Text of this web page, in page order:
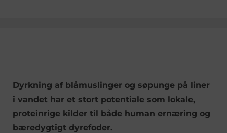
Dyrkning af blåmuslinger og søpunge på liner
i vandet har et stort potentiale som lokale,
proteinrige kilder til både human ernæring og
bæredygtigt dyrefoder.